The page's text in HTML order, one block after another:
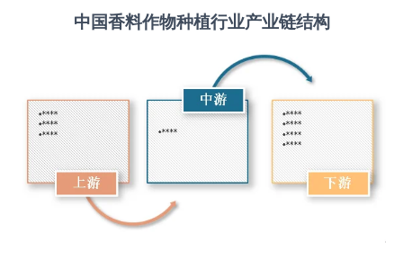
中国香料作物种植行业产业链结构